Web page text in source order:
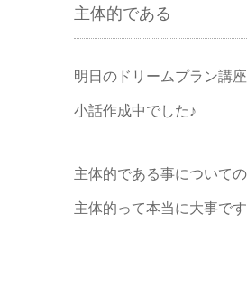
主体的である
明日のドリームプラン講
小話作成中でした♪
主体的である事について
主体的って本当に大事で